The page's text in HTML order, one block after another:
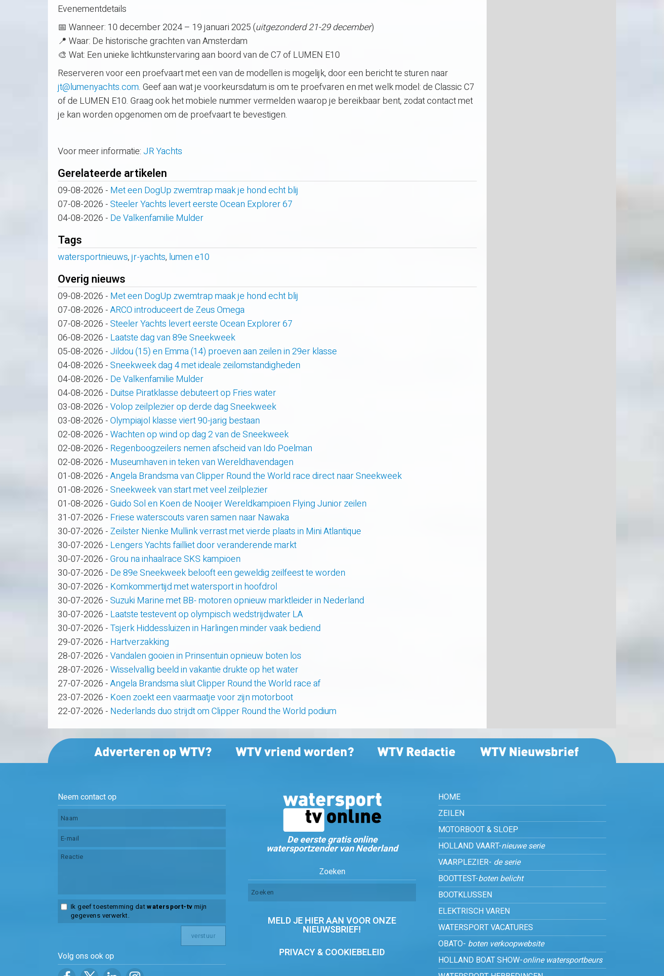
Evenementdetails
📅 Wanneer: 10 december 2024 – 19 januari 2025 (uitgezonderd 21-29 december)
📍 Waar: De historische grachten van Amsterdam
🎨 Wat: Een unieke lichtkunstervaring aan boord van de C7 of LUMEN E10
Reserveren voor een proefvaart met een van de modellen is mogelijk, door een bericht te sturen naar
jt@lumenyachts.com. Geef aan wat je voorkeursdatum is om te proefvaren en met welk model: de Classic C7
of de LUMEN E10. Graag ook het mobiele nummer vermelden waarop je bereikbaar bent, zodat contact met
je kan worden opgenomen om de proefvaart te bevestigen.
Voor meer informatie:JR Yachts
Gerelateerde artikelen
09-08-2026 - Met een DogUp zwemtrap maak je hond echt blij
07-08-2026 -Steeler Yachts levert eerste Ocean Explorer 67
04-08-2026 - De Valkenfamilie Mulder
Tags
watersportnieuws,jr-yachts, lumen e10
Overig nieuws
09-08-2026 - Met een DogUp zwemtrap maak je hond echt blij
07-08-2026 -ARCO introduceert de Zeus Omega
07-08-2026 -Steeler Yachts levert eerste Ocean Explorer 67
06-08-2026 - Laatste dag van 89e Sneekweek
05-08-2026 -Jildou (15) en Emma (14) proeven aan zeilen in 29er klasse
04-08-2026 -Sneekweek dag 4 met ideale zeilomstandigheden
04-08-2026 - De Valkenfamilie Mulder
04-08-2026 - Duitse Piratklasse debuteert op Fries water
03-08-2026 -Volop zeilplezier op derde dag Sneekweek
03-08-2026 -Olympiajol klasse viert 90-jarig bestaan
02-08-2026 -Wachten op wind op dag 2 van de Sneekweek
02-08-2026 - Regenboogzeilers nemen afscheid van Ido Poelman
02-08-2026 - Museumhaven in teken van Wereldhavendagen
01-08-2026 -Angela Brandsma van Clipper Round the World race direct naar Sneekweek
01-08-2026 -Sneekweek van start met veel zeilplezier
01-08-2026 -Guido Sol en Koen de Nooijer Wereldkampioen Flying Junior zeilen
31-07-2026 - Friese waterscouts varen samen naar Nawaka
30-07-2026 - Zeilster Nienke Mullink verrast met vierde plaats in Mini Atlantique
30-07-2026 - Lengers Yachts failliet door veranderende markt
30-07-2026 -Grou na inhaalrace SKS kampioen
30-07-2026 - De 89e Sneekweek belooft een geweldig zeilfeest te worden
30-07-2026 - Komkommertijd met watersport in hoofdrol
30-07-2026 -Suzuki Marine met BB- motoren opnieuw marktleider in Nederland
30-07-2026 - Laatste testevent op olympisch wedstrijdwater LA
30-07-2026 -Tsjerk Hiddessluizen in Harlingen minder vaak bediend
29-07-2026 - Hartverzakking
28-07-2026 -Vandalen gooien in Prinsentuin opnieuw boten los
28-07-2026 -Wisselvallig beeld in vakantie drukte op het water
27-07-2026 -Angela Brandsma sluit Clipper Round the World race af
23-07-2026 - Koen zoekt een vaarmaatje voor zijn motorboot
22-07-2026 - Nederlands duo strijdt om Clipper Round the World podium
Neem contact op
Ik geef toestemming datwatersport-tv mijn
gegevens verwerkt.
Volg ons ook op
De eerste gratis online
watersportzender van Nederland
Zoeken
MELD JE HIER AAN VOOR ONZE
NIEUWSBRIEF!
PRIVACY & COOKIEBELEID
HOME
ZEILEN
MOTORBOOT & SLOEP
HOLLAND VAART-nieuwe serie
VAARPLEZIER- de serie
BOOTTEST-boten belicht
BOOTKLUSSEN
ELEKTRISCH VAREN
WATERSPORT VACATURES
OBATO- boten verkoopwebsite
HOLLAND BOAT SHOW-online watersportbeurs